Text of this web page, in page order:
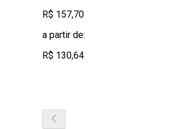
R$ 157,70
a partir de:
R$ 130,64